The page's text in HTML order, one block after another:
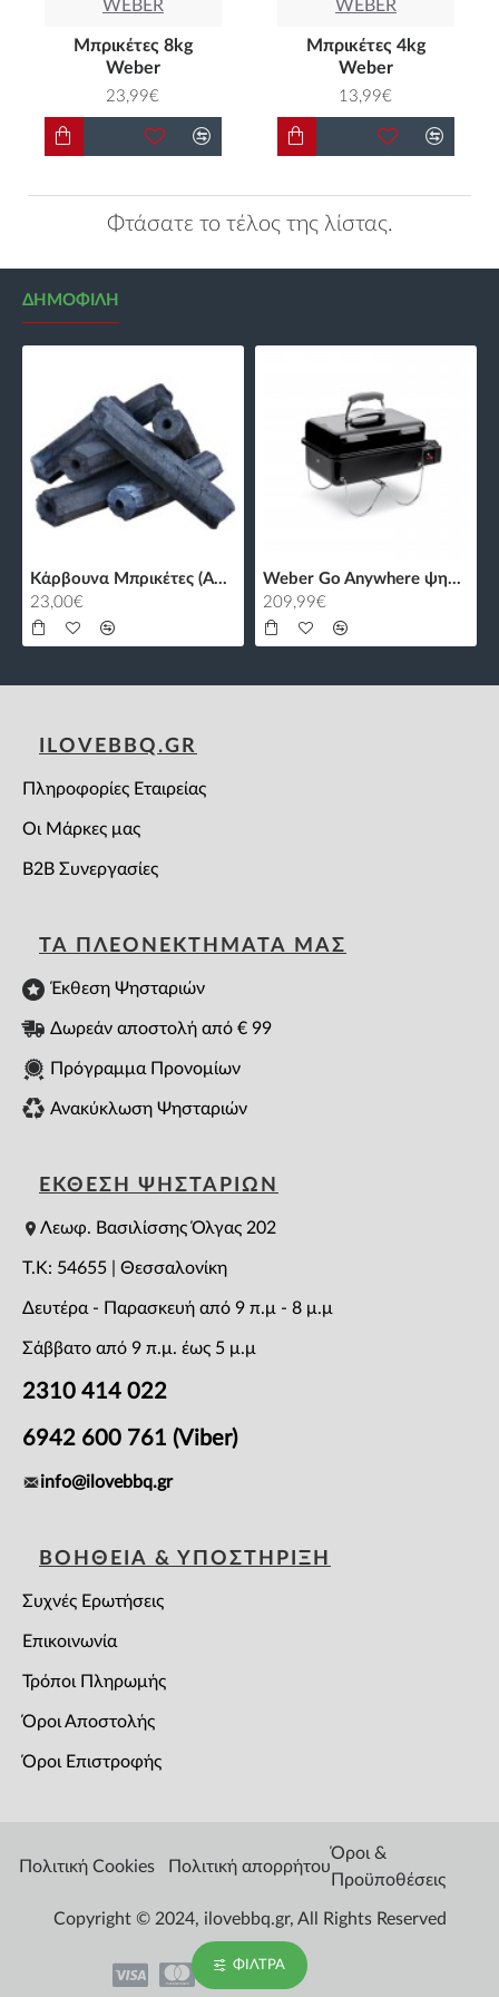
WEBER
Μπρικέτες 8kg
Weber
23,99€
WEBER
Μπρικέτες 4kg
Weber
13,99€
Φτάσατε το τέλος της λίστας.
ΔΗΜΟΦΙΛΉ
Κάρβουνα Μπρικέτες (Α+) με Τρύπα - 10kg
23,00€
Weber Go Anywhere ψησταριά υγραερίου
209,99€
ILOVEBBQ.GR
Πληροφορίες Εταιρείας
Οι Μάρκες μας
B2B Συνεργασίες
ΤΑ ΠΛΕΟΝΕΚΤΗΜΑΤΑ ΜΑΣ
Έκθεση Ψησταριών
Δωρεάν αποστολή από € 99
Πρόγραμμα Προνομίων
Ανακύκλωση Ψησταριών
ΕΚΘΕΣΗ ΨΗΣΤΑΡΙΩΝ
Λεωφ. Βασιλίσσης Όλγας 202
T.K: 54655 | Θεσσαλονίκη
Δευτέρα - Παρασκευή από 9 π.μ - 8 μ.μ
Σάββατο από 9 π.μ. έως 5 μ.μ
2310 414 022
6942 600 761 (Viber)
info@ilovebbq.gr
ΒΟΗΘΕΙΑ & ΥΠΟΣΤΗΡΙΞΗ
Συχνές Ερωτήσεις
Επικοινωνία
Τρόποι Πληρωμής
Όροι Αποστολής
Όροι Επιστροφής
Πολιτική Cookies Πολιτική απορρήτου
Όροι &
Προϋποθέσεις
Copyright © 2024, ilovebbq.gr, All Rights Reserved
ΦΊΛΤΡΑ